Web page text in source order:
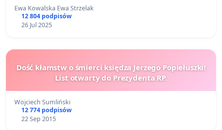
Ewa Kowalska Ewa Strzelak
12 804 podpisów
26 Jul 2025
Dość kłamstw o śmierci księdza Jerzego Popiełuszki!
List otwarty do Prezydenta RP.
Wojciech Sumliński
12 774 podpisów
22 Sep 2015